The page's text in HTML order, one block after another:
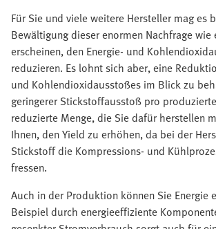
Für Sie und viele weitere Hersteller mag es
Bewältigung dieser enormen Nachfrage wie
erscheinen, den Energie- und
reduzieren. Es lohnt sich aber, eine
und Kohlendioxidausstoßes im Blick zu
geringerer Stickstoffausstoß pro
reduzierte Menge, die Sie dafür herstellen
Ihnen, den Yield zu erhöhen, da bei der
Stickstoff die Kompressions- und
fressen.
Auch in der Produktion können Sie Energie
Beispiel durch energieeffiziente